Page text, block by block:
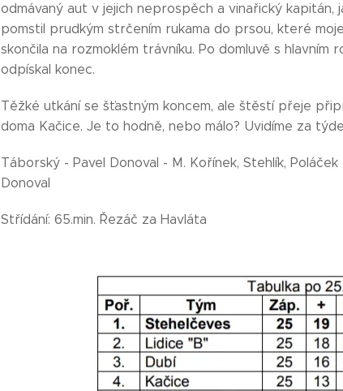
odmávaný aut v jejich neprospěch a vinařický
pomstil prudkým strčením rukama do prsou, které
skončila na rozmoklém trávníku. Po domluvě s
odpískal konec.
Těžké utkání se šťastným koncem, ale štěstí přeje
doma Kačice. Je to hodně, nebo málo? Uvidíme za
Táborský - Pavel Donoval - M. Kořínek, Stehlík,
Donoval
Střídání: 65.min. Řezáč za Havláta